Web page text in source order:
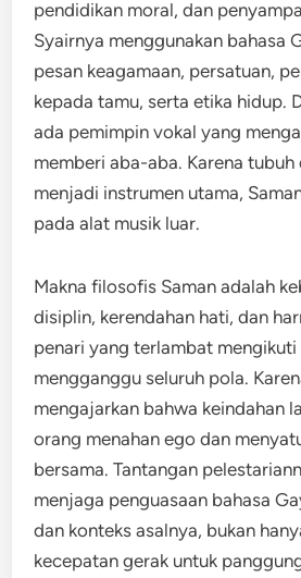
pendidikan moral, dan
Syairnya menggunakan bahasa
pesan keagamaan, persatuan,
kepada tamu, serta etika hidup.
ada pemimpin vokal yang
memberi aba-aba. Karena tubuh
menjadi instrumen utama,
pada alat musik luar.
Makna filosofis Saman adalah
disiplin, kerendahan hati, dan
penari yang terlambat
mengganggu seluruh pola.
mengajarkan bahwa keindahan
orang menahan ego dan
bersama. Tantangan
menjaga penguasaan bahasa
dan konteks asalnya, bukan
kecepatan gerak untuk